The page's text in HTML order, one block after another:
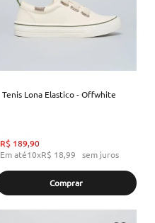
Tenis Lona Elastico - Offwhite
R$ 189,90
Em até10xR$ 18,99 sem juros
Comprar